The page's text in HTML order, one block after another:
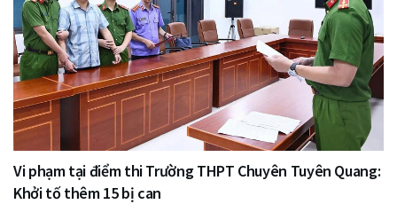
Vi phạm tại điểm thi Trường THPT Chuyên Tuyên Quang:
Khởi tố thêm 15 bị can